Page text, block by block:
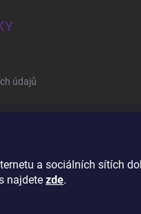
a sociálních sítích
najdete zde.
údajů
Nehtové Kurzy Hradec -